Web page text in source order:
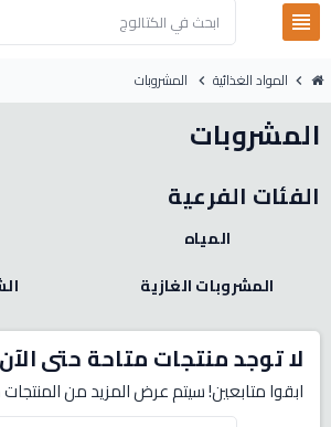
view_headline
chevron_right المواد الغذائية chevron_right المشروبات
المشروبات
الفئات الفرعية
المياه
المشروبات الغازية
لا توجد منتجات متاحة حتى الآن
ابقوا متابعين! سيتم عرض المزيد من